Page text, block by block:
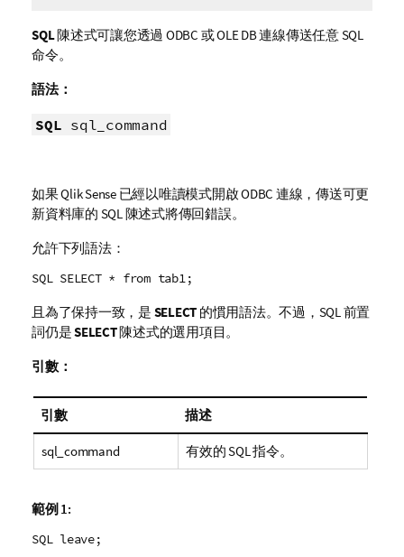
SQL陳述式可讓您透過 ODBC 或OLE DB連線傳送任意SQL
命令。
語法：
SQL sql_command
如果Qlik Sense已經以唯讀模式開啟ODBC 連線，傳送可更
新資料庫的 SQL陳述式將傳回錯誤。
允許下列語法：
SQL SELECT * from tab1;
且為了保持一致，是 SELECT 的慣用語法。不過， SQL前置
詞仍是SELECT陳述式的選用項目。
引數：
引數 描述
sql_command 有效的SQL指令。
範例 1:
SQL leave;